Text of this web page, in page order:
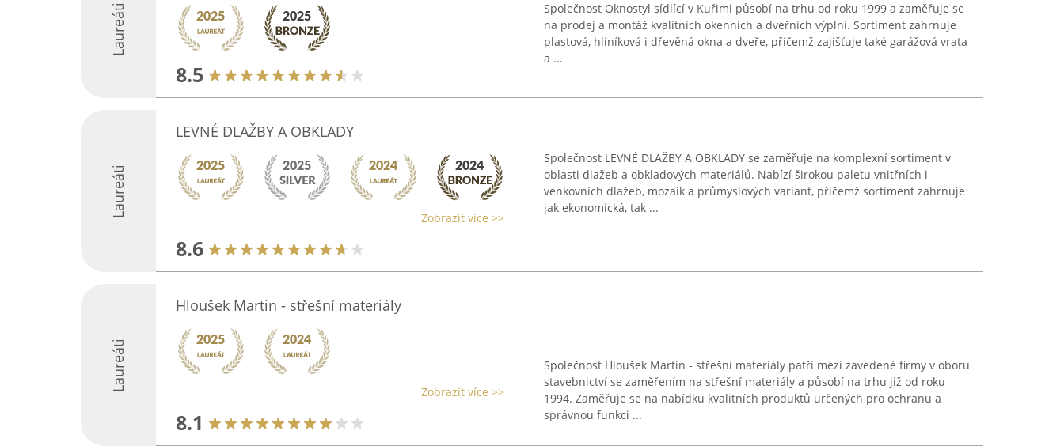
Laureáti
8.5
Společnost Oknostyl sídlící v Kuřimi působí na trhu od roku 1999 a zaměřuje se
na prodej a montáž kvalitních okenních a dveřních výplní. Sortiment zahrnuje
plastová, hliníková i dřevěná okna a dveře, přičemž zajišťuje také garážová vrata
a ...
Laureáti
LEVNÉ DLAŽBY A OBKLADY
Zobrazit více >>
8.6
Společnost LEVNÉ DLAŽBY A OBKLADY se zaměřuje na komplexní sortiment v
oblasti dlažeb a obkladových materiálů. Nabízí širokou paletu vnitřních i
venkovních dlažeb, mozaik a průmyslových variant, přičemž sortiment zahrnuje
jak ekonomická, tak ...
Laureáti
Hloušek Martin - střešní materiály
Zobrazit více >>
8.1
Společnost Hloušek Martin - střešní materiály patří mezi zavedené firmy v oboru
stavebnictví se zaměřením na střešní materiály a působí na trhu již od roku
1994. Zaměřuje se na nabídku kvalitních produktů určených pro ochranu a
správnou funkci ...